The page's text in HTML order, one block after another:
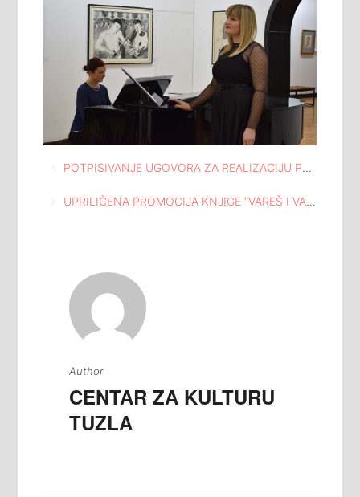
Navigacija
članaka
POTPISIVANJE UGOVORA ZA REALIZACIJU PROJEKTA “VOLIM SVOJ GRAD” U ORGANIZACIJI FONDACIJE TUZLANSKE ZAJEDNICE
UPRILIČENA PROMOCIJA KNJIGE “VAREŠ I VAREŠKI KRAJ KROZ STOLJEĆA”, AUTORA ŽELJKA IVANKOVIĆA, A U OKVIRU NAPRETKOVIH DANA
Author
CENTAR ZA KULTURU
TUZLA